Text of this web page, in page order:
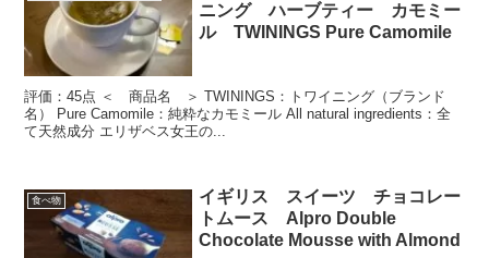
ニング ハーブティー カモミー
ル TWININGS Pure Camomile
評価：45点 ＜ 商品名 ＞ TWININGS：トワイニング（ブランド
名） Pure Camomile：純粋なカモミール All natural ingredients：全
て天然成分 エリザベス女王の...
食べ物
イギリス スイーツ チョコレー
トムース Alpro Double
Chocolate Mousse with Almond